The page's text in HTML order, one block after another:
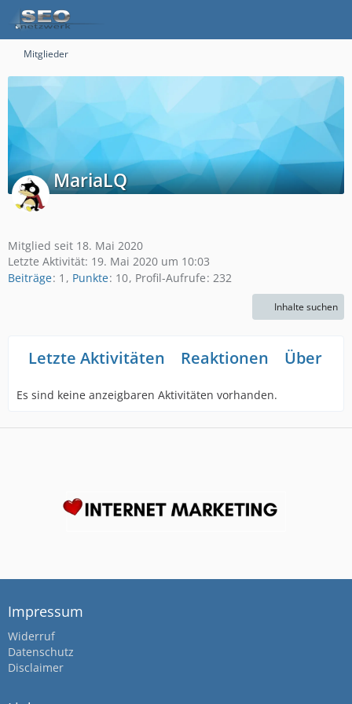
Mitglieder
MariaLQ
Mitglied seit 18. Mai 2020
Letzte Aktivität: 19. Mai 2020 um 10:03
Beiträge 1 Punkte 10 Profil-Aufrufe 232
Inhalte suchen
Letzte Aktivitäten Reaktionen Über
Es sind keine anzeigbaren Aktivitäten vorhanden.
Impressum
Widerruf
Datenschutz
Disclaimer